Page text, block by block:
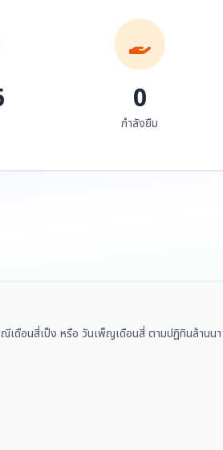
0
กำลังยืม
ดือนสี่เป็ง หรือ วันเพ็ญเดือนสี่ ตามปฏิทินล้านนา